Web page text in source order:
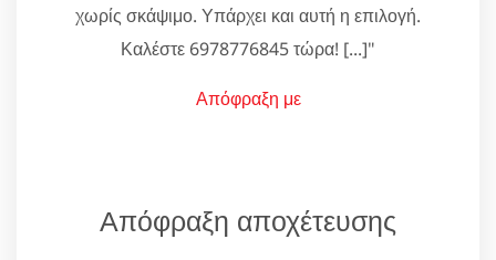
χωρίς σκάψιμο. Υπάρχει και αυτή η επιλογή.
Καλέστε 6978776845 τώρα! [...]"
Απόφραξη με
Απόφραξη αποχέτευσης